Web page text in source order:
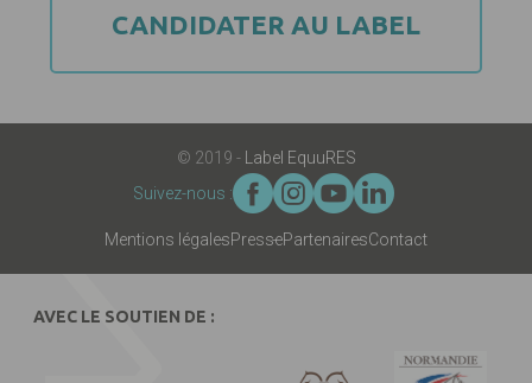
CANDIDATER AU LABEL
© 2019 -
Label EquuRES
Suivez-nous :
Mentions légalesPressePartenairesContact
AVEC LE SOUTIEN DE :